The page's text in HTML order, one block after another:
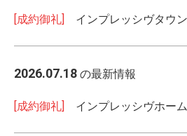
[成約御礼] インプレッシヴタウ
2026.07.18 の最新情報
[成約御礼] インプレッシヴホー